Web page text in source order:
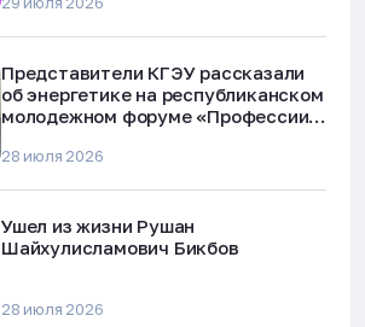
Представители КГЭУ рассказали
об энергетике на республиканском
молодежном форуме «Профессии
28 июля 2026
Ушел из жизни Рушан
Шайхулисламович Бикбов
28 июля 2026